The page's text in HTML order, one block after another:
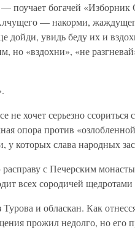
поучает богачей
— накорми,
дойди, увидь беду их и
но «вздохни», «не
не хочет серьезно ссориться
опора против
у которых слава народных
с Печерским
всех сородичей
и обласкан. Как
прожил недолго, но его